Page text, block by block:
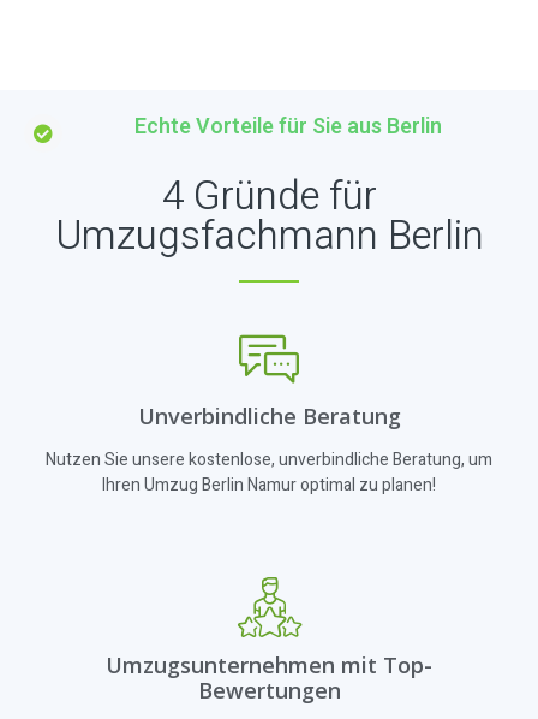
Echte Vorteile für Sie aus Berlin
4 Gründe für
Umzugsfachmann Berlin
Unverbindliche Beratung
Nutzen Sie unsere kostenlose, unverbindliche Beratung, um
Ihren Umzug Berlin Namur optimal zu planen!
Umzugsunternehmen mit Top-
Bewertungen